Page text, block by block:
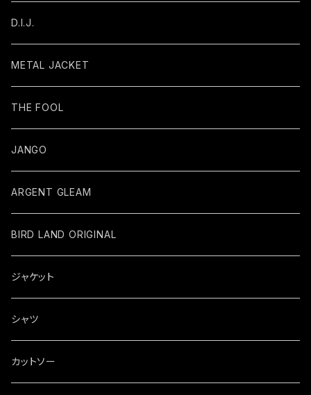
D.I.J.
METAL JACKET
THE FOOL
JANGO
ARGENT GLEAM
BIRD LAND ORIGINAL
ジャケット
シャツ
カットソー